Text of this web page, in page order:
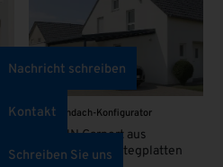
Terrassendach-Konfigurator
ANLEHN Carport aus
Aluminium mit Stegplatten
Nachricht schreiben
Kontakt
Schreiben Sie uns